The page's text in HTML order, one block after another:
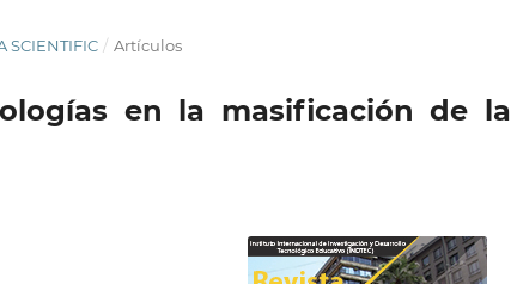
SCIENTIFIC / Artículos
en la masificación de la